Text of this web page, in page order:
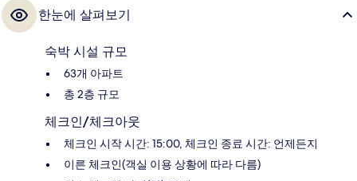
한눈에 살펴보기
숙박 시설 규모
63개 아파트
총 2층 규모
체크인/체크아웃
체크인 시작 시간: 15:00, 체크인 종료 시간: 언제든지
이른 체크인(객실 이용 상황에 따라 다름)